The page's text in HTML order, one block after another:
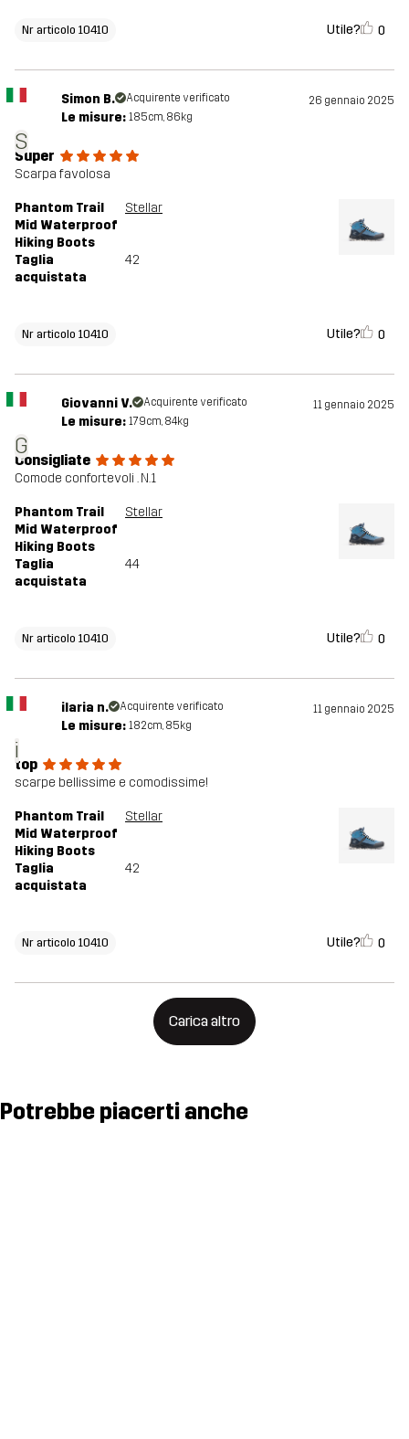
Nr articolo 10410 Utile? 0
S
Simon B. Acquirente verificato 26 gennaio 2025
Le misure: 185cm, 86kg
Super
Scarpa favolosa
Phantom Trail
Mid Waterproof
Hiking Boots
Stellar
Taglia
acquistata
42
Nr articolo 10410 Utile? 0
G
Giovanni V. Acquirente verificato 11 gennaio 2025
Le misure: 179cm, 84kg
Consigliate
Comode confortevoli . N.1
Phantom Trail
Mid Waterproof
Hiking Boots
Stellar
Taglia
acquistata
44
Nr articolo 10410 Utile? 0
i
ilaria n. Acquirente verificato 11 gennaio 2025
Le misure: 182cm, 85kg
top
scarpe bellissime e comodissime!
Phantom Trail
Mid Waterproof
Hiking Boots
Stellar
Taglia
acquistata
42
Nr articolo 10410 Utile? 0
Carica altro
Potrebbe piacerti anche